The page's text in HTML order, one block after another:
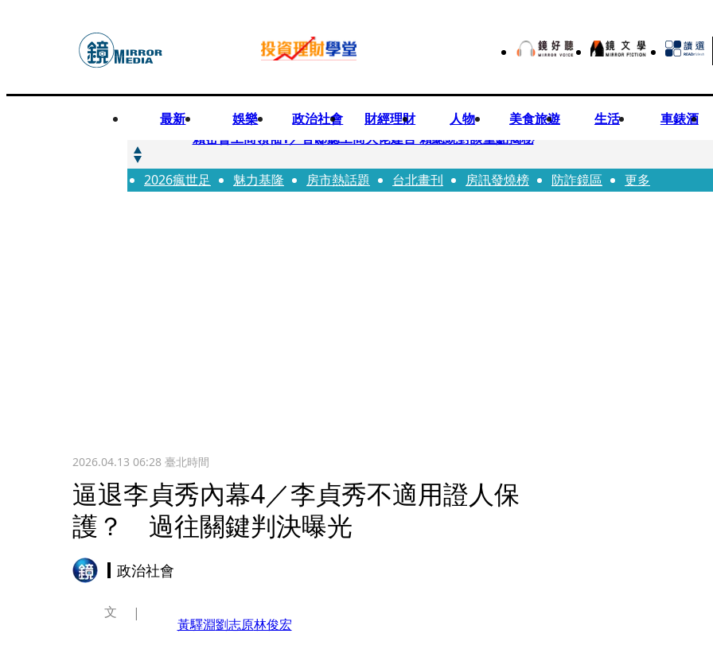
最新 娛樂 政治社會 財經理財 人物 美食旅遊 生活 車錶酒
快訊
賴密會工商領袖1／官邸聽工商大佬建言 賴總統對談重點揭秘
快訊
台中女師遭特教生刺傷右眼恐失明 工會籲檢討校安破口：老師不是肉身盾牌
2026瘋世足 魅力基隆 房市熱話題 台北畫刊 房訊發燒榜 防詐鏡區 更多
2026.04.13 06:28臺北時間
逼退李貞秀內幕4／李貞秀不適用證人保
護？ 過往關鍵判決曝光
政治社會
文
黃驛淵劉志原林俊宏